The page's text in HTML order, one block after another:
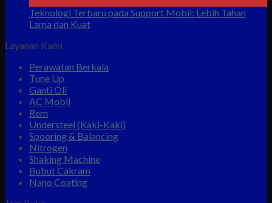
Teknologi Terbaru pada Support Mobil: Lebih Tahan
Lama dan Kuat
Layanan Kami
Perawatan Berkala
Tune Up
Ganti Oli
AC Mobil
Rem
Understeel (Kaki-Kaki)
Spooring & Balancing
Nitrogen
Shaking Machine
Bubut Cakram
Nano Coating